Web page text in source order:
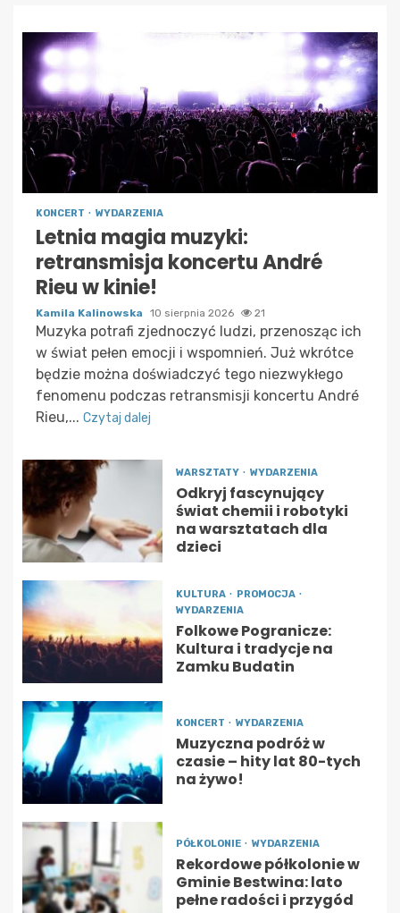
KONCERT WYDARZENIA
Letnia magia muzyki:
retransmisja koncertu André
Rieu w kinie!
Kamila Kalinowska 10 sierpnia 2026 21
Muzyka potrafi zjednoczyć ludzi, przenosząc ich
w świat pełen emocji i wspomnień. Już wkrótce
będzie można doświadczyć tego niezwykłego
fenomenu podczas retransmisji koncertu André
Rieu,... Czytaj dalej
WARSZTATY WYDARZENIA
Odkryj fascynujący
świat chemii i robotyki
na warsztatach dla
dzieci
KULTURA
PROMOCJA
WYDARZENIA
Folkowe Pogranicze:
Kultura i tradycje na
Zamku Budatin
KONCERT WYDARZENIA
Muzyczna podróż w
czasie – hity lat 80-tych
na żywo!
PÓŁKOLONIE WYDARZENIA
Rekordowe półkolonie w
Gminie Bestwina: lato
pełne radości i przygód